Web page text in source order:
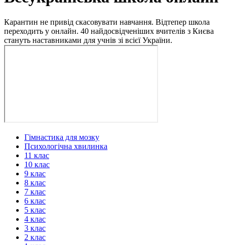
Карантин не привід скасовувати навчання. Відтепер школа
переходить у онлайн. 40 найдосвідченіших вчителів з Києва
стануть наставниками для учнів зі всієї України.
Гімнастика для мозку
Психологічна хвилинка
11 клас
10 клас
9 клас
8 клас
7 клас
6 клас
5 клас
4 клас
3 клас
2 клас